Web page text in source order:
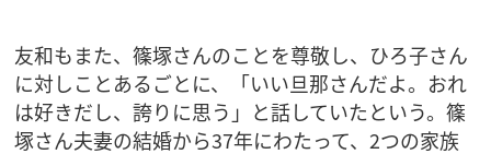
友和もまた、篠塚さんのことを尊敬し、ひろ子さん
に対しことあるごとに、「いい旦那さんだよ。おれ
は好きだし、誇りに思う」と話していたという。篠
塚さん夫妻の結婚から37年にわたって、2つの家族